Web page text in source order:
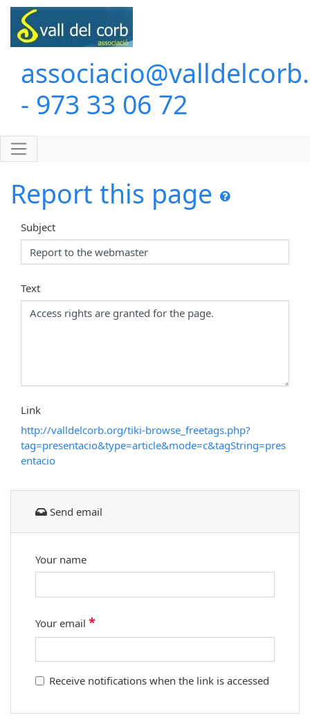
- 973 33 06 72
Report this page
Subject
Text
Link
http://valldelcorb.org/tiki-browse_freetags.php?
tag=presentacio&type=article&mode=c&tagString=pres
entacio
Send email
Your name
Your email *
Receive notifications when the link is accessed